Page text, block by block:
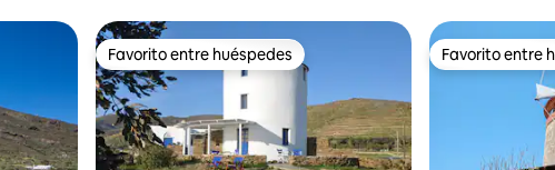
Favorito entre huéspedes
Favorito entre huéspedes Favorito entre
Favorito entre